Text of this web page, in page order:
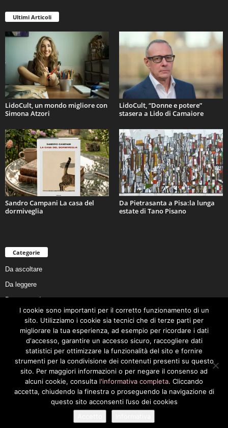
Ultimi Articoli
LidoCult, un mondo migliore con
Simona Atzori
LidoCult, “Donne e potere”
stasera a Lido di Camaiore
Sandro Campani La casa del
dormiveglia
Da Pietrasanta a Pisa:la lunga
estate di Tano Pisano
Categorie
Da ascoltare
Da leggere
Da non perdere
Da conoscere
Da preservare
Da vivere
Cookie Policy
Privacy Policy
Cookie Policy
© 2026
I cookie sono importanti per il corretto funzionamento di un
sito. Utilizziamo i cookie sia tecnici che di terze parti per
migliorare la tua esperienza, ad esempio per ricordare i dati
d'accesso, garantire un accesso sicuro, raccogliere dati
statistici per ottimizzare la funzionalità del sito e fornire
strumenti per la condivisione dei contenuti presenti su questo
sito. Per maggiori informazioni o per negare il consenso ad
alcuni cookie, consulta l'informativa completa. Cliccando
accetta, chiudendo la finestra o proseguendo la navigazione di
questo sito acconsenti l’uso dei cookies